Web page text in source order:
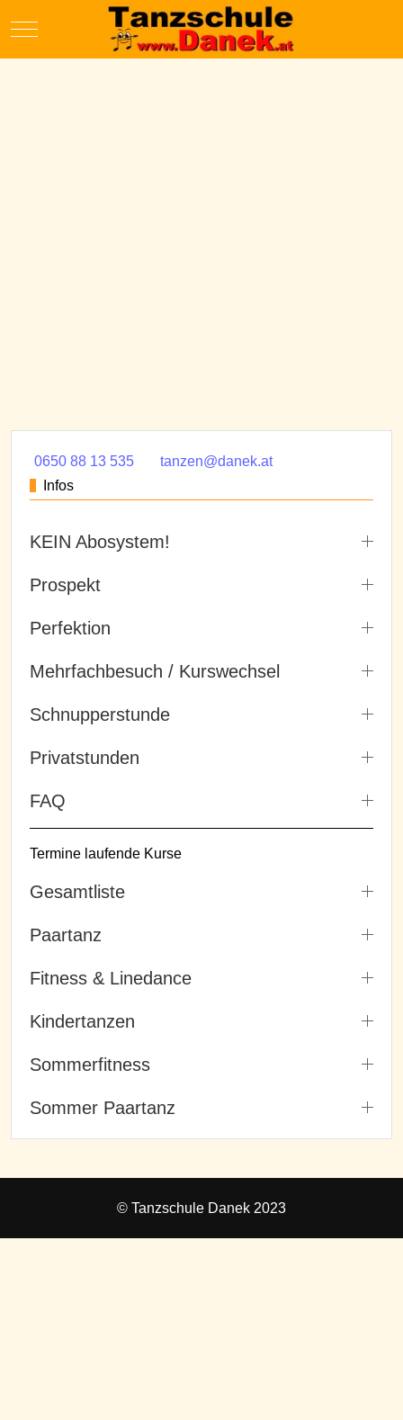
Mobile Menu Toggle
0650 88 13 535
tanzen@danek.at
Infos
KEIN Abosystem!
Prospekt
Perfektion
Mehrfachbesuch / Kurswechsel
Schnupperstunde
Privatstunden
FAQ
Termine laufende Kurse
Gesamtliste
Paartanz
Fitness & Linedance
Kindertanzen
Sommerfitness
Sommer Paartanz
© Tanzschule Danek 2023